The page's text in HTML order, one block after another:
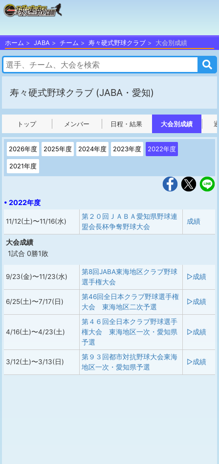
ホーム JABA チーム 寿々硬式野球クラブ 大会別成績
寿々硬式野球クラブ (JABA・愛知)
トップ メンバー 日程・結果 大会別成績
2026年度 2025年度 2024年度 2023年度 2022年度
2021年度
• 2022年度
11/12(土)〜11/16(水)
第２０回ＪＡＢＡ愛知県野球連
盟会長杯争奪野球大会
成績
大会成績
1試合 0勝1敗
9/23(金)〜11/23(水)
第8回JABA東海地区クラブ野球
選手権大会
▷成績
6/25(土)〜7/17(日)
第46回全日本クラブ野球選手権
大会 東海地区二次予選
▷成績
4/16(土)〜4/23(土)
第４６回全日本クラブ野球選手
権大会 東海地区一次・愛知県
予選
▷成績
3/12(土)〜3/13(日)
第９３回都市対抗野球大会東海
地区一次・愛知県予選
▷成績